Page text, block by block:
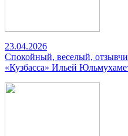
23.04.2026
Спокойный, веселый,
«Кузбасса» Ильей